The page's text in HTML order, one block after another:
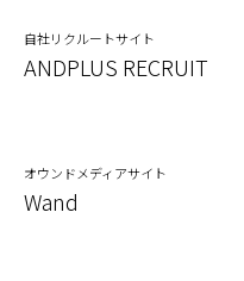
自社リクルートサイト
ANDPLUS RECRUIT
オウンドメディアサイト
Wand